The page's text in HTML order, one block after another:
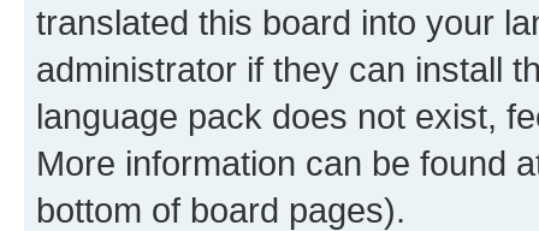
translated this board into your
administrator if they can install
language pack does not exist,
More information can be found
bottom of board pages).